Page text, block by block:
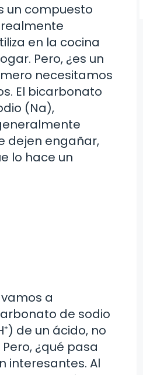
un compuesto
en la cocina
Pero, ¿es un
necesitamos
El bicarbonato
(Na),
dejen engañar,
lo hace un
a
de sodio
de un ácido, no
¿qué pasa
interesantes. Al